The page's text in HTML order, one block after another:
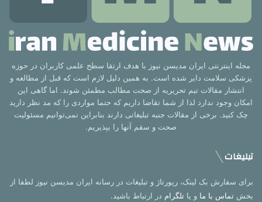
مجله اینترنتی ایران مدیسن نیوز با هدف ارتقا سطح علمی کاربران در حوزه
پزشکی سلامت دایر شده است. به همین دلیل لازم است که قبل از مطالعه و
انتشار مقالات تیم تحریریه از صحت مطالب مطمئن شوند. اما گاهی این
امکان وجود ندارد لذا از شما تقاضا داریم که حتما مواردی را که مد نظر دارید
چک کنید. برخی از مقالات جنبه تبلیغاتی دارند بنابراین نمی‌توانیم مسئولیت
صحت و سقم آنها را بپذیریم.
تبلیغات
برای سفارش بک لینک، رپورتاژ و تبلیغات در رسانه ایران مدیسن نیوز لطفا از
بخش تماس با ما و یا تلگرام در ارتباط باشید.